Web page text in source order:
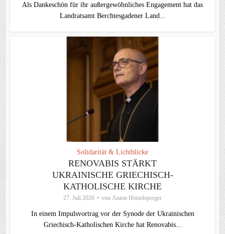
Als Dankeschön für ihr außergewöhnliches Engagement hat das
Landratsamt Berchtesgadener Land...
Solidarität & Lichtblicke
RENOVABIS STÄRKT
UKRAINISCHE GRIECHISCH-
KATHOLISCHE KIRCHE
27. Juli 2026 von Anton Hötzelsperger
In einem Impulsvortrag vor der Synode der Ukrainischen
Griechisch-Katholischen Kirche hat Renovabis...